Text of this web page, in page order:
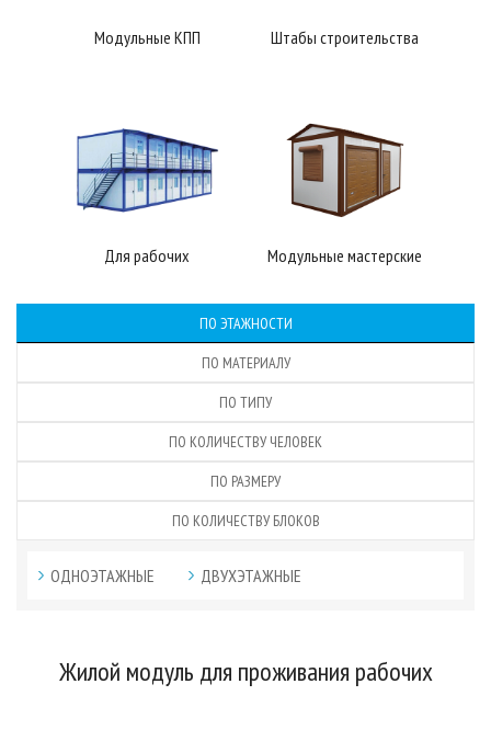
Модульные КПП Штабы строительства
Для рабочих Модульные мастерские
ПО ЭТАЖНОСТИ
ПО МАТЕРИАЛУ
ПО ТИПУ
ПО КОЛИЧЕСТВУ ЧЕЛОВЕК
ПО РАЗМЕРУ
ПО КОЛИЧЕСТВУ БЛОКОВ
ОДНОЭТАЖНЫЕ ДВУХЭТАЖНЫЕ
Жилой модуль для проживания рабочих